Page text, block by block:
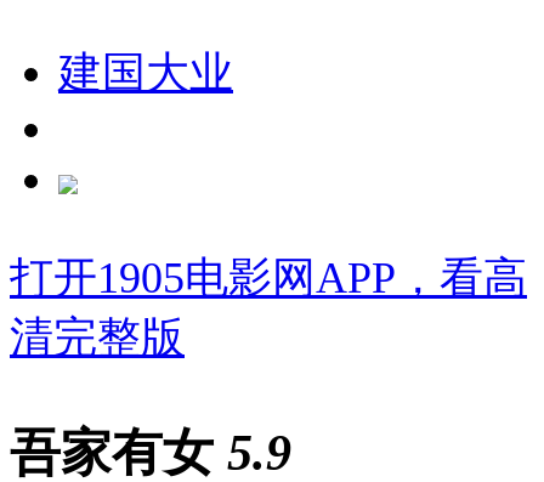
建国大业
打开1905电影网APP，看高
清完整版
吾家有女 5.9